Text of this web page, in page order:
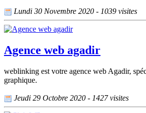
Lundi 30 Novembre 2020 - 1039 visites
Agence web agadir
weblinking est votre agence web Agadir,
graphique.
Jeudi 29 Octobre 2020 - 1427 visites